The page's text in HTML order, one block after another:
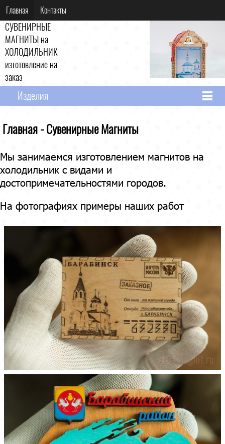
Главная Контакты
СУВЕНИРНЫЕ
МАГНИТЫ на
ХОЛОДИЛЬНИК
изготовление на
заказ
Изделия
Главная - Сувенирные Магниты
Мы занимаемся изготовлением магнитов на
холодильник с видами и
достопримечательностями городов.
На фотографиях примеры наших работ